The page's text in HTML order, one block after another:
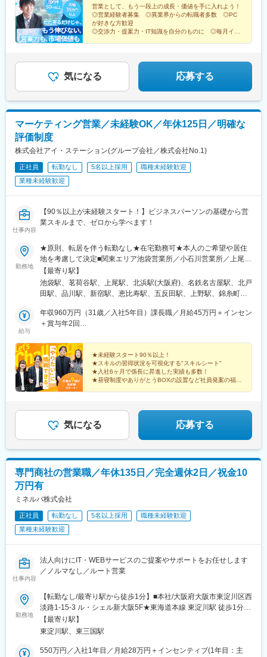
営業として、もう一段上の成長・価値を手に入れよう！
◎営業経験者募集 ◎異業界からの転職者多数 ◎PC
が好きな方歓迎
◎交渉力・提案力・IT知識を自分のものに ◎毎月イン
気になる 応募する
マーケティング営業／未経験OK／年休125日／明確な
評価制度
株式会社アイ・ステーション(グループ会社／株式会社No.1)
正社員 転勤なし 5名以上採用
職種未経験歓迎
業種未経験歓迎
仕事内容
【90％以上が未経験スタート！】ビジネスパーソンの基礎から営
業スキルまで、ゼロから学べます！
勤務地
★原則、転居を伴う転勤なし★在宅勤務可★本人のご希望や居住
地を考慮して決定■関東エリア池袋営業所／小石川営業所／上尾営
業所／北戸田営業所■東海エリア愛知営業所■関西エリア大阪営業
所※受動喫煙対策：敷地内分煙
【最寄り駅】
池袋駅、茗荷谷駅、上尾駅、北浜駅(大阪府)、名鉄名古屋駅、北戸
田駅、品川駅、新宿駅、恵比寿駅、五反田駅、上野駅、錦糸町
場駅、なにわ橋駅、国際センター駅、北品川駅、新宿駅(東京メト
ロ)、代官山駅、大崎広小路駅、稲荷町駅(東京都)、三田駅(東京
稲田駅、堺筋本町駅、近鉄名古屋駅、高輪台駅、新宿西口駅、京
成上野駅、三越前駅、内幸町駅、岩本町駅、学習院下駅
給与
年収960万円（31歳／入社5年目）課長職／月給45万円＋インセン
＋賞与年2回
＋賞与年2回
★未経験スタート90％以上！
★スキルの習得状況を可視化する"スキルシート"
★入社6ヶ月で係長に昇進した実績も多数！
★昼寝制度やありがとうBOXの設置など社員発案の福利
気になる 応募する
専門商社の営業職／年休135日／完全週休2日／祝金10
万円有
ミネルバ株式会社
正社員 転勤なし 5名以上採用
職種未経験歓迎
業種未経験歓迎
仕事内容
法人向けにIT・WEBサービスのご提案やサポートをお任せします
／ノルマなし／ルート営業
勤務地
【転勤なし/最寄り駅から徒歩1分】■本社/大阪府大阪市東淀川区西
淡路1‐15‐3 ル・シェル新大阪5F★東海道本線 東淀川駅 徒歩1分★
東海道本線 新大阪駅 徒歩8分★大阪メトロ御堂筋線 東三国駅 徒歩
9分
【最寄り駅】
東淀川駅、東三国駅
550万円／入社1年目／月給28万円＋インセンティブ(1年目：主